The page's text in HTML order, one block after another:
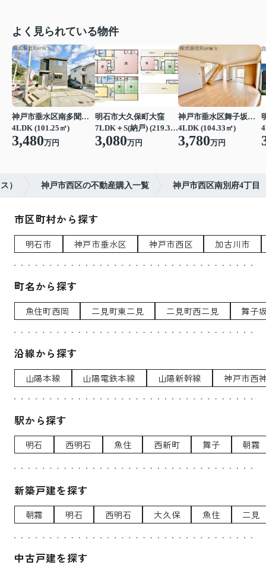
よく見られている物件
神戸市垂水区南多聞台４丁目
4LDK (101.25㎡)
3,480万円
明石市大久保町大窪
7LDK＋S(納戸) (219.39㎡)
3,080万円
神戸市垂水区舞子坂３丁目
4LDK (104.33㎡)
3,780万円
） 神戸市西区の不動産購入一覧 神戸市西区南別府4丁目
市区町村から探す
明石市 神戸市垂水区 神戸市西区 加古川市
町名から探す
魚住町西岡 二見町東二見 二見町西二見 舞子
沿線から探す
山陽本線 山陽電鉄本線 山陽新幹線 神戸市西
駅から探す
明石 西明石 魚住 西新町 舞子 朝霧
新築戸建を探す
朝霧 明石 西明石 大久保 魚住 二見
中古戸建を探す